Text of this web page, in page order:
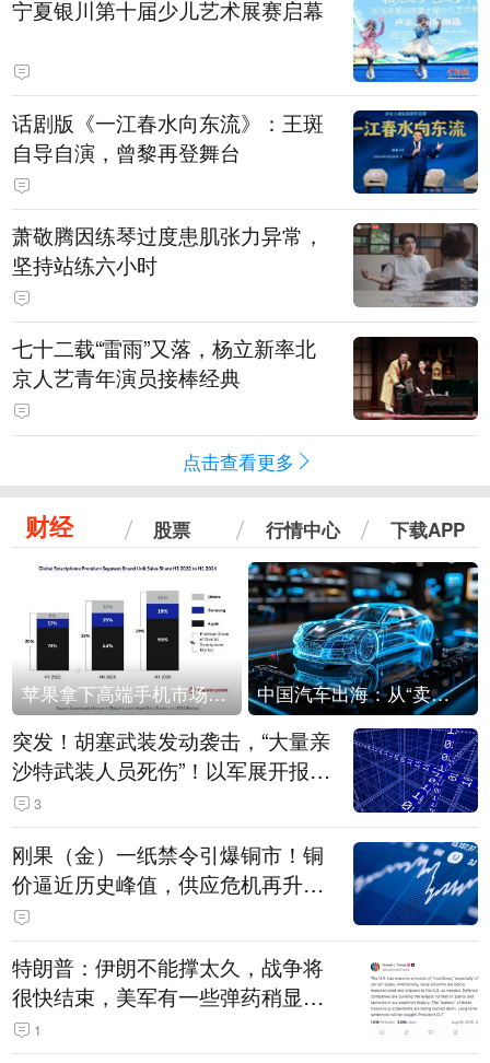
宁夏银川第十届少儿艺术展赛启幕
话剧版《一江春水向东流》：王斑
自导自演，曾黎再登舞台
萧敬腾因练琴过度患肌张力异常，
坚持站练六小时
七十二载“雷雨”又落，杨立新率北
京人艺青年演员接棒经典
点击查看更多
财经 股票 行情中心 下载APP
苹果拿下高端手机市场65%的份额：iPhone 17系列功不可没 中国汽车出海：从“卖出去”到“走进去”
突发！胡塞武装发动袭击，“大量亲
沙特武装人员死伤”！以军展开报复
性空袭
3
刚果（金）一纸禁令引爆铜市！铜
价逼近历史峰值，供应危机再升
级？
特朗普：伊朗不能撑太久，战争将
很快结束，美军有一些弹药稍显紧
张！伊朗公布拟议的海峡管理文本
1